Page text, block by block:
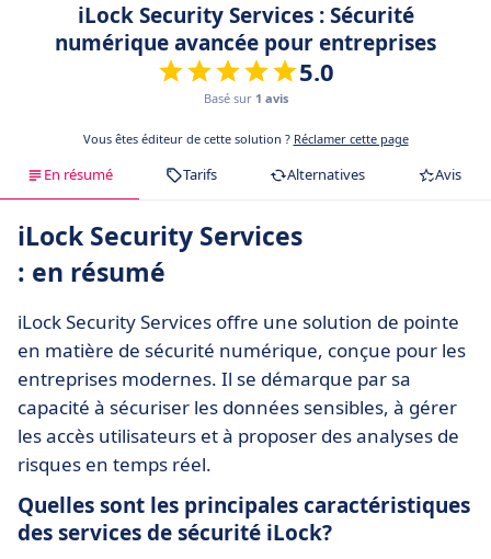
iLock Security Services : Sécurité
numérique avancée pour entreprises
5.0
Basé sur 1 avis
Vous êtes éditeur de cette solution ? Réclamer cette page
En résumé Tarifs Alternatives Avis
iLock Security Services
: en résumé
iLock Security Services offre une solution de pointe
en matière de sécurité numérique, conçue pour les
entreprises modernes. Il se démarque par sa
capacité à sécuriser les données sensibles, à gérer
les accès utilisateurs et à proposer des analyses de
risques en temps réel.
Quelles sont les principales caractéristiques
des services de sécurité iLock?